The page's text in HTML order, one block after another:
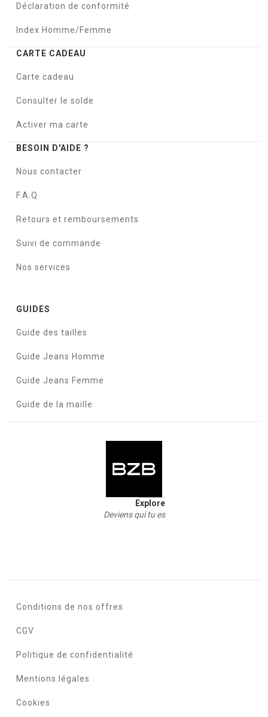
Déclaration de conformité
Index Homme/Femme
CARTE CADEAU
Carte cadeau
Consulter le solde
Activer ma carte
BESOIN D'AIDE ?
Nous contacter
F.A.Q
Retours et remboursements
Suivi de commande
Nos services
GUIDES
Guide des tailles
Guide Jeans Homme
Guide Jeans Femme
Guide de la maille
Explore
Deviens qui tu es
Conditions de nos offres
CGV
Politique de confidentialité
Mentions légales
Cookies